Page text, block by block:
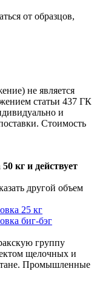
от образцов,
не является
статьи 437 ГК
и
Стоимость
кг и действует
другой объем
25 кг
биг-бэг
группу
щелочных и
Промышленные